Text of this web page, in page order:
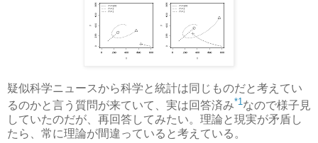
疑似科学ニュースから科学と統計は同じものだと考えてい
るのかと言う質問が来ていて、実は回答済み*1 なので様子見
していたのだが、再回答してみたい。理論と現実が矛盾し
たら、常に理論が間違っていると考えている。